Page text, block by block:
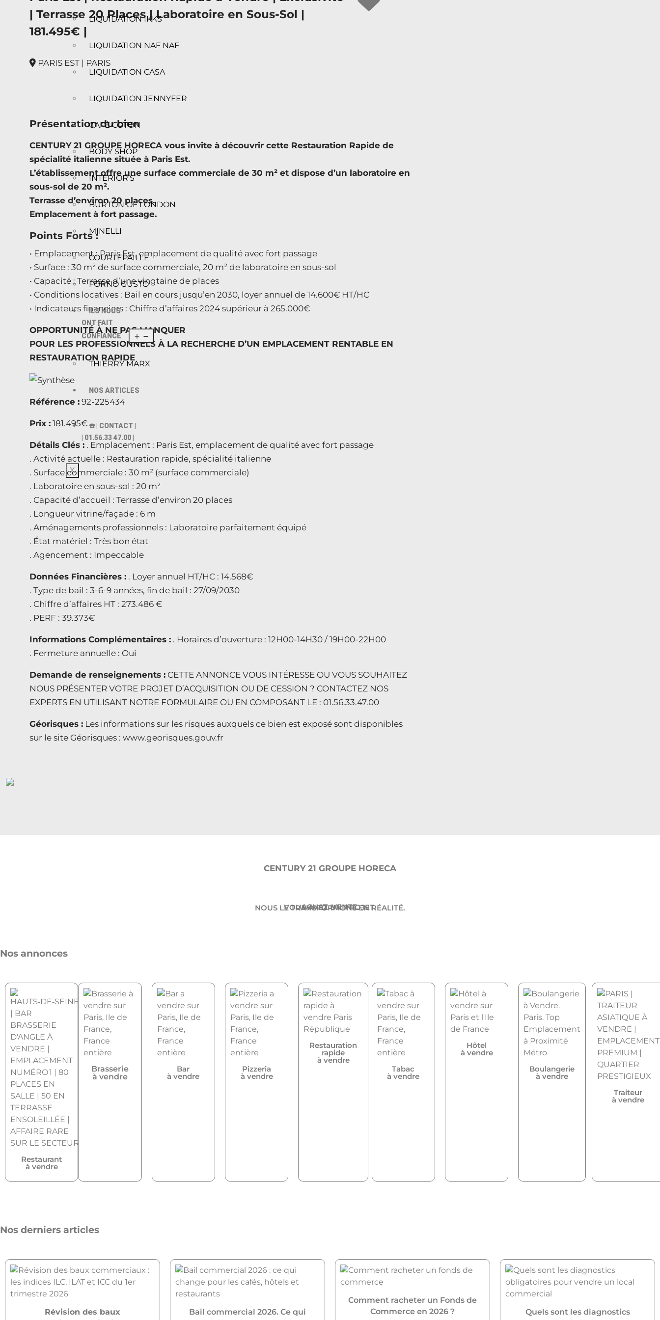
LIQUIDATION IKKS
LIQUIDATION NAF NAF
LIQUIDATION CASA
LIQUIDATION JENNYFER
CAFÉ COTON
BODY SHOP
INTERIOR’S
BURTON OF LONDON
MINELLI
COURTEPAILLE
FORNO GUSTO
ILS NOUS
ONT FAIT
CONFIANCE
THIERRY MARX
NOS ARTICLES
☎️ | CONTACT |
| 01.56.33 47.00 |
X
| Terrasse 20 Places | Laboratoire en Sous-Sol |
181.495€ |
PARIS EST | PARIS
Présentation du bien
CENTURY 21 GROUPE HORECA vous invite à découvrir cette Restauration Rapide de
spécialité italienne située à Paris Est.
L’établissement offre une surface commerciale de 30 m² et dispose d’un laboratoire en
sous-sol de 20 m².
Terrasse d’environ 20 places.
Emplacement à fort passage.
Points Forts :
• Emplacement : Paris Est, emplacement de qualité avec fort passage
• Surface : 30 m² de surface commerciale, 20 m² de laboratoire en sous-sol
• Capacité : Terrasse d’une vingtaine de places
• Conditions locatives : Bail en cours jusqu’en 2030, loyer annuel de 14.600€ HT/HC
• Indicateurs financiers : Chiffre d’affaires 2024 supérieur à 265.000€
OPPORTUNITÉ À NE PAS MANQUER
POUR LES PROFESSIONNELS À LA RECHERCHE D’UN EMPLACEMENT RENTABLE EN
RESTAURATION RAPIDE
Référence : 92-225434
Prix : 181.495€
Détails Clés : . Emplacement : Paris Est, emplacement de qualité avec fort passage
. Activité actuelle : Restauration rapide, spécialité italienne
. Surface commerciale : 30 m² (surface commerciale)
. Laboratoire en sous-sol : 20 m²
. Capacité d’accueil : Terrasse d’environ 20 places
. Longueur vitrine/façade : 6 m
. Aménagements professionnels : Laboratoire parfaitement équipé
. État matériel : Très bon état
. Agencement : Impeccable
Données Financières : . Loyer annuel HT/HC : 14.568€
. Type de bail : 3-6-9 années, fin de bail : 27/09/2030
. Chiffre d’affaires HT : 273.486 €
. PERF : 39.373€
Informations Complémentaires : . Horaires d’ouverture : 12H00-14H30 / 19H00-22H00
. Fermeture annuelle : Oui
Demande de renseignements : CETTE ANNONCE VOUS INTÉRESSE OU VOUS SOUHAITEZ
NOUS PRÉSENTER VOTRE PROJET D’ACQUISITION OU DE CESSION ? CONTACTEZ NOS
EXPERTS EN UTILISANT NOTRE FORMULAIRE OU EN COMPOSANT LE : 01.56.33.47.00
Géorisques : Les informations sur les risques auxquels ce bien est exposé sont disponibles
sur le site Géorisques : www.georisques.gouv.fr
CENTURY 21 GROUPE HORECA
ACHAT. VENTE.
VOUS AVEZ UN PROJET.
NOUS LE TRANSFORMONS EN RÉALITÉ.
Nos annonces
Restaurant
à vendre
Brasserie
à vendre
Bar
à vendre
Pizzeria
à vendre
Restauration
rapide
à vendre
Tabac
à vendre
Hôtel
à vendre
Boulangerie
à vendre
Traiteur
à vendre
Nos derniers articles
Révision des baux
Bail commercial 2026. Ce qui
Comment racheter un Fonds de
Commerce en 2026 ?
Quels sont les diagnostics